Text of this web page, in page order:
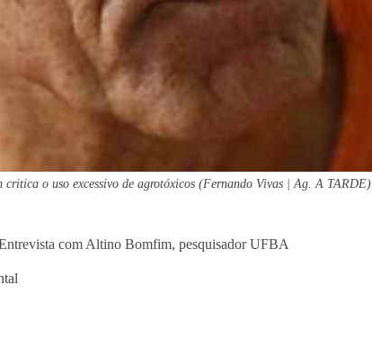
o uso excessivo de agrotóxicos (Fernando Vivas | Ag. A TARDE)
com Altino Bomfim, pesquisador UFBA